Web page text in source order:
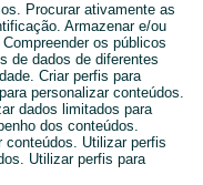
Procurar ativamente as
Armazenar e/ou
os públicos
de dados de diferentes
Criar perfis para
personalizar conteúdos.
dados limitados para
dos conteúdos.
conteúdos. Utilizar perfis
Utilizar perfis para